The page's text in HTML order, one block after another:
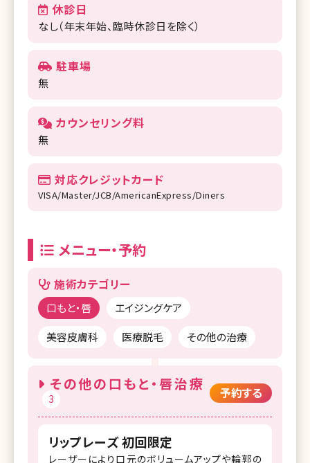
休診日
なし（年末年始、臨時休診日を除く）
駐車場
無
カウンセリング料
無
対応クレジットカード
VISA/Master/JCB/AmericanExpress/Diners
メニュー・予約
施術カテゴリー
口もと・唇
エイジングケア
美容皮膚科
医療脱毛 その他の治療
その他の口もと・唇治療
3 予約する
リップレーズ 初回限定
レーザーにより口元のボリュームアップや輪郭の